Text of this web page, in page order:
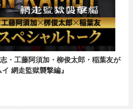
・工藤阿須加・柳俊太郎・稲葉友が
網走監獄襲撃編』